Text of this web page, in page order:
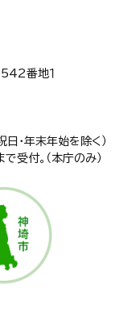
番地１
・年末年始を除く）
受付。（本庁のみ）